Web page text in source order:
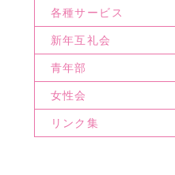
各種サービス
新年互礼会
青年部
女性会
リンク集